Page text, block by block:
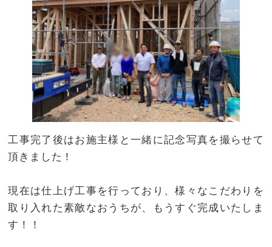
工事完了後はお施主様と一緒に記念写真を撮らせて
頂きました！
現在は仕上げ工事を行っており、様々なこだわりを
取り入れた素敵なおうちが、もうすぐ完成いたしま
す！！